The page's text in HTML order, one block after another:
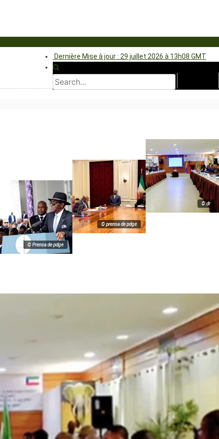
Dernière Mise à jour : 29 juillet 2026 à 13h08 GMT
© dr
© prensa de pdge
© Prensa de pdge